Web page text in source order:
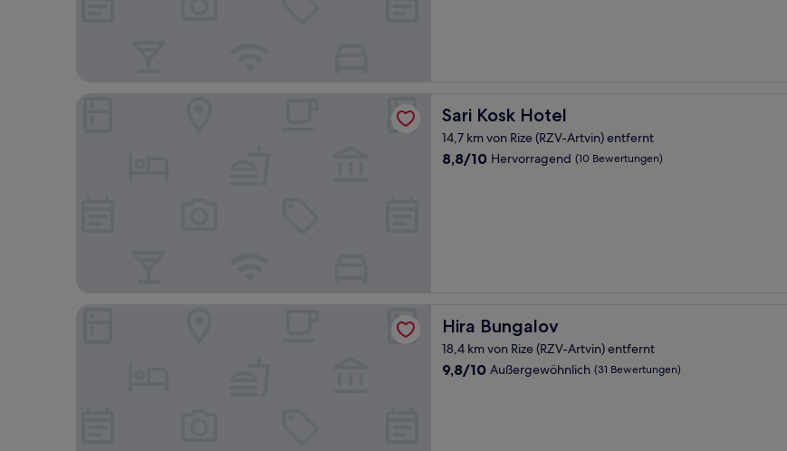
Sari Kosk Hotel
Sari Kosk Hotel
14,7 km von Rize (RZV-Artvin) entfernt
8.8
8,8/10 Hervorragend (10 Bewertungen)
Hira Bungalov
Hira Bungalov
18,4 km von Rize (RZV-Artvin) entfernt
9.8
9,8/10 Außergewöhnlich (31 Bewertungen)
Hira Bungalov